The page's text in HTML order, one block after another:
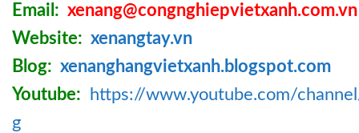
Email: xenang@congnghiepvietxanh.com.vn
Website: xenangtay.vn
Blog: xenanghangvietxanh.blogspot.com
Youtube:
https://www.youtube.com/
g